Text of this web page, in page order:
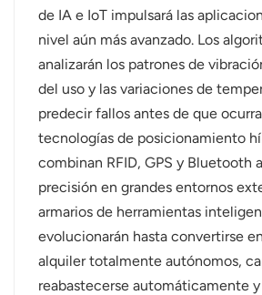
de IA e IoT impulsará las
nivel aún más avanzado. Los
analizarán los patrones de
del uso y las variaciones de
predecir fallos antes de que
tecnologías de posicionamiento
combinan RFID, GPS y Bluetooth
precisión en grandes entornos
armarios de herramientas
evolucionarán hasta convertirse
alquiler totalmente autónomos,
reabastecerse automáticamente